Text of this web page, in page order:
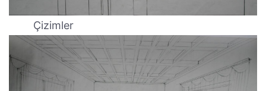
Çizimler